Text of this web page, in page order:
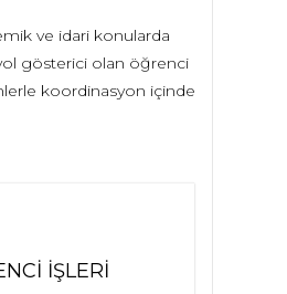
ve idari konularda
gösterici olan öğrenci
koordinasyon içinde
İŞLERİ